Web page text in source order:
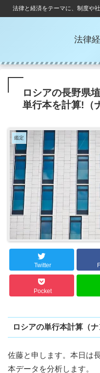
法律と経済をテーマに、制度や
法律
ロシアの長野県
単行本を計算!（
鑑定
Twitter
Pocket
ロシアの単行本計算（ナ
佐藤と申します。本日は
本データを分析します。